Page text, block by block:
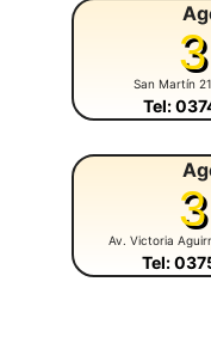
San Martín
Tel:
Av. Victoria
Tel: